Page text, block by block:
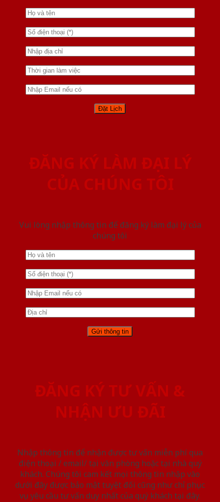
ĐĂNG KÝ LÀM ĐẠI LÝ
CỦA CHÚNG TÔI
Vui lòng nhập thông tin để đăng ký làm đại lý của
chúng tôi
ĐĂNG KÝ TƯ VẤN &
NHẬN ƯU ĐÃI
Nhập thông tin để nhận được tư vấn miễn phí qua
điện thoại / email/ tại văn phòng hoặc tại nhà quý
khách. Chúng tôi cam kết mọi thông tin nhập vào
dưới đây được bảo mật tuyệt đối cũng như chỉ phục
vụ yêu cầu tư vấn duy nhất của quý khách tại đây.